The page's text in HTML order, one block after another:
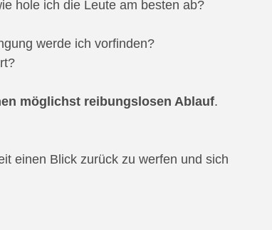
hole ich die Leute am besten ab?
werde ich vorfinden?
möglichst reibungslosen Ablauf.
einen Blick zurück zu werfen und sich